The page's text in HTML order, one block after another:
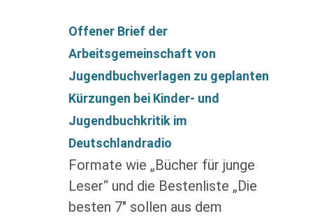
Offener Brief der
Arbeitsgemeinschaft von
Jugendbuchverlagen zu geplanten
Kürzungen bei Kinder- und
Jugendbuchkritik im
Deutschlandradio
Formate wie „Bücher für junge
Leser“ und die Bestenliste „Die
besten 7″ sollen aus dem